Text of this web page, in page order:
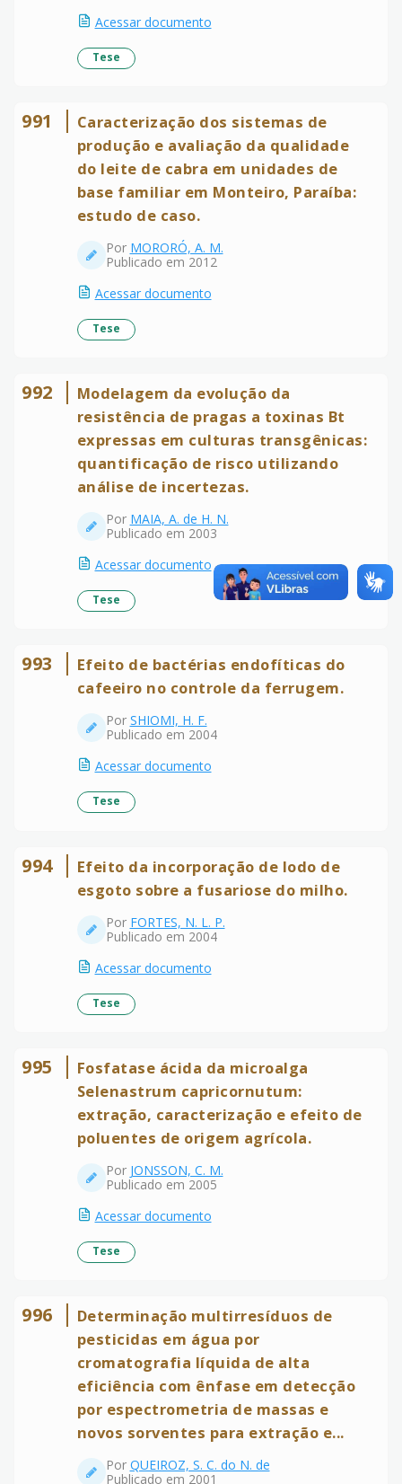
Acessar documento
Tese
991
Caracterização dos sistemas de
produção e avaliação da qualidade
do leite de cabra em unidades de
base familiar em Monteiro, Paraíba:
estudo de caso.
Por MORORÓ, A. M.
Publicado em 2012
Acessar documento
Tese
992
Modelagem da evolução da
resistência de pragas a toxinas Bt
expressas em culturas transgênicas:
quantificação de risco utilizando
análise de incertezas.
Por MAIA, A. de H. N.
Publicado em 2003
Acessar documento
Tese
993
Efeito de bactérias endofíticas do
cafeeiro no controle da ferrugem.
Por SHIOMI, H. F.
Publicado em 2004
Acessar documento
Tese
994
Efeito da incorporação de lodo de
esgoto sobre a fusariose do milho.
Por FORTES, N. L. P.
Publicado em 2004
Acessar documento
Tese
995
Fosfatase ácida da microalga
Selenastrum capricornutum:
extração, caracterização e efeito de
poluentes de origem agrícola.
Por JONSSON, C. M.
Publicado em 2005
Acessar documento
Tese
996
Determinação multirresíduos de
pesticidas em água por
cromatografia líquida de alta
eficiência com ênfase em detecção
por espectrometria de massas e
novos sorventes para extração e...
Por QUEIROZ, S. C. do N. de
Publicado em 2001